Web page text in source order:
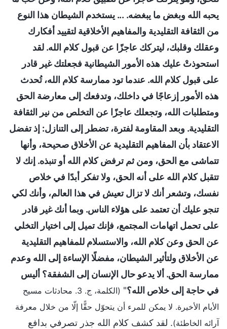
يحبه الله وبغض ما يبغضه. ... يستخدم الشيطان هذا النوع
من الثقافة التقليدية والمفاهيم الأخلاقية لتقييد أفكارك
وعقلك وقلبك، ليتركك عاجزًا عن قبول كلام الله. لقد
استحوذتْ عليك هذه الأمور الشيطانية فجعلتك غير قادر
على قبول كلام الله. عندما تود ممارسة كلام الله، تُحدث
هذه الأمور إزعاجًا في داخلك، وتدفعك إلى معارضة الحق
ومتطلبات الله، وتجعلك عاجزًا عن التخلص من نير الثقافة
التقليدية. وبعد المقاومة لفترة، تضطر إلى التنازل: إذ تفضل
الاعتقاد بأن المفاهيم التقليدية عن الأخلاق صحيحة، وأنها
تتماشى مع الحق، ومن ثم ترفض كلام الله أو تنبذه. إنك لا
تتقبل كلام الله على أنه الحق، ولا تفكر أبدًا في خلاص
نفسك، وتشعر أنك لا تزال تعيش في هذا العالم، وأنك لكي
تنجو عليك أن تعتمد على هؤلاء الناس. وبما أنك غير قادر
على تحمل اتهامات المجتمع، فإنك تميل إلى اختيار التخلي
عن الحق وعن كلام الله، والاستسلام للمفاهيم التقليدية
عن الأخلاق ولتأثير الشيطان، مفضلًا الإساءة إلى الله وعدم
ممارسة الحق. ألا يدعو حال الإنسان إلى الشفقة؟ أليس
في حاجة إلى خلاص الله؟"
(الكلمة، ج. 3. محادثات مسيح
الأيام الأخيرة. لا يمكن للمرء أن يتحوّل حقًّا إلّا من خلال معرفة
آرائه الخاطئة). لقد كشف كلام الله جذر تصرفي بدافع